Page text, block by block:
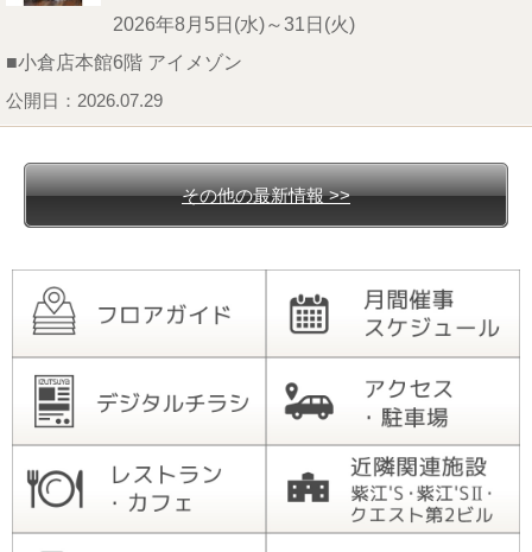
2026年8月5日(水)～31日(火)
■小倉店本館6階 アイメゾン
公開日：2026.07.29
その他の最新情報 >>